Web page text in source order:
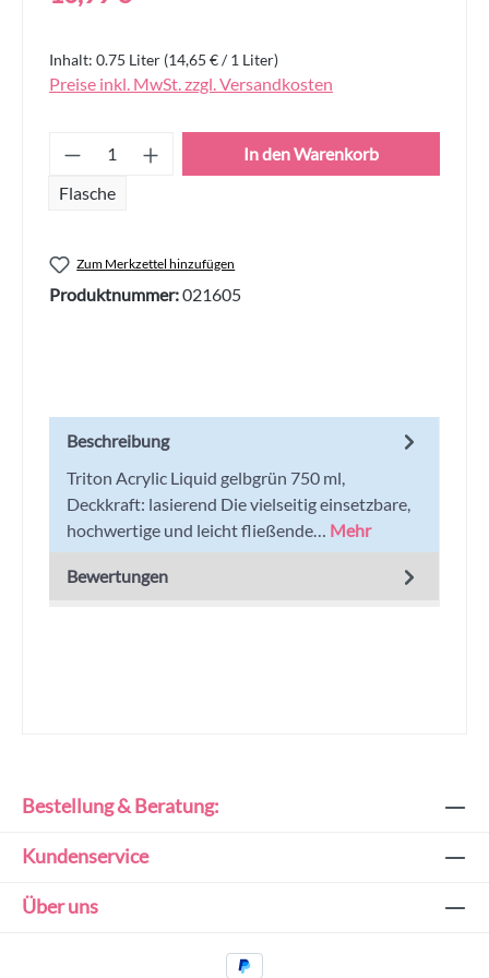
Inhalt: 0.75 Liter (14,65 € / 1 Liter)
Preise inkl. MwSt. zzgl. Versandkosten
Produkt Anzahl: Gib den gewünschten
Flasche
In den Warenkorb
Zum Merkzettel hinzufügen
Produktnummer:021605
Beschreibung
Triton Acrylic Liquid gelbgrün 750 ml,
Deckkraft: lasierend Die vielseitig einsetzbare,
hochwertige und leicht fließende… Mehr
Bewertungen
Bestellung & Beratung:
Kundenservice
Über uns